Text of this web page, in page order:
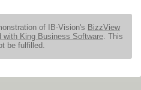
of IB-Vision's BizzView
with King Business Software. This
be fulfilled.